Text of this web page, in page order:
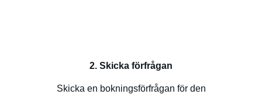
2. Skicka förfrågan
Skicka en bokningsförfrågan för den